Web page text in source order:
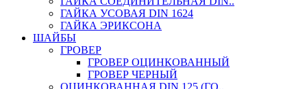
ГАЙКА УСОВАЯ DIN 1624
ГАЙКА ЭРИКСОНА
ШАЙБЫ
ГРОВЕР
ГРОВЕР ОЦИНКОВАННЫЙ
ГРОВЕР ЧЕРНЫЙ
ОЦИНКОВАННАЯ DIN 125 (ГО..